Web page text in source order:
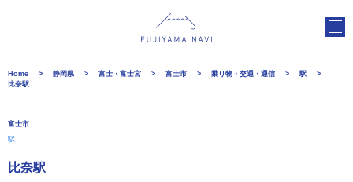
Home 静岡県 富士・富士宮 富士市 乗り物・交通・通信
駅
比奈駅
富士市
駅
比奈駅